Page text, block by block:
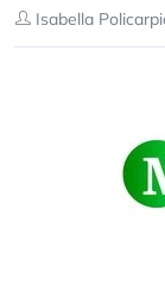
Isabella